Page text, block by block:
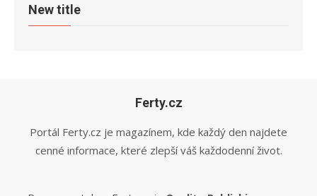
New title
Ferty.cz
Portál Ferty.cz je magazínem, kde každý den najdete
cenné informace, které zlepší váš každodenní život.